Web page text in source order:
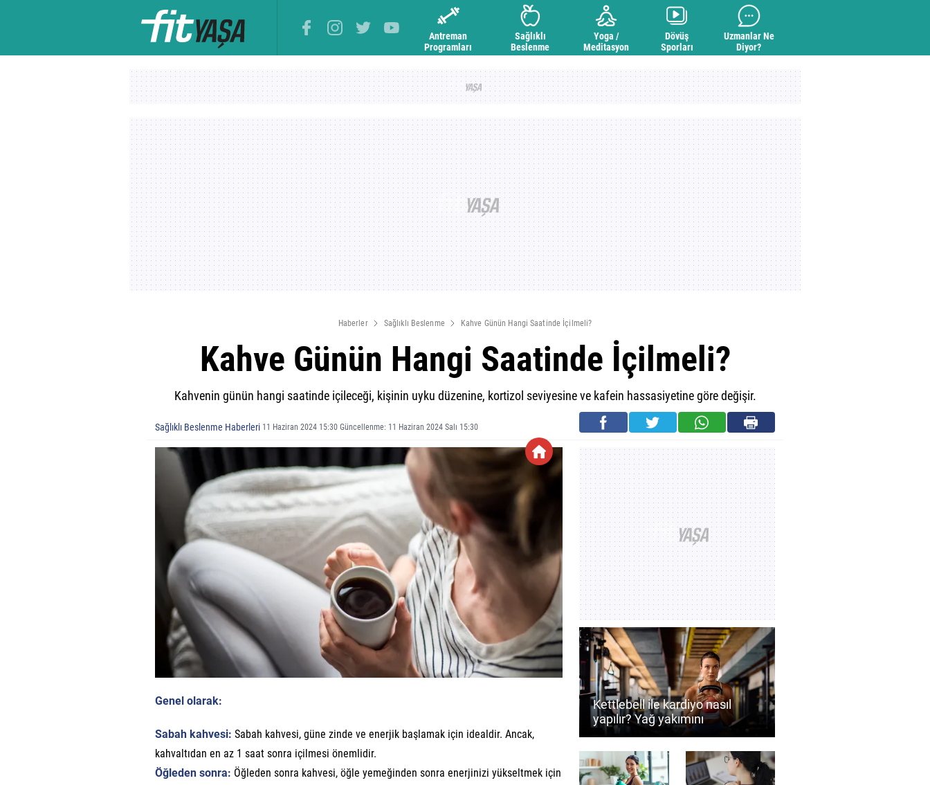
Antreman
Programları
Sağlıklı
Beslenme
Yoga /
Meditasyon
Dövüş
Sporları
Uzmanlar Ne
Diyor?
Haberler Sağlıklı Beslenme Kahve Günün Hangi Saatinde İçilmeli?
Kahve Günün Hangi Saatinde İçilmeli?
Kahvenin günün hangi saatinde içileceği, kişinin uyku düzenine, kortizol seviyesine ve kafein hassasiyetine göre değişir.
Sağlıklı Beslenme Haberleri 11 Haziran 2024 15:30 Güncellenme: 11 Haziran 2024 Salı 15:30
Genel olarak:
Sabah kahvesi: Sabah kahvesi, güne zinde ve enerjik başlamak için idealdir. Ancak,
kahvaltıdan en az 1 saat sonra içilmesi önemlidir.
Öğleden sonra: Öğleden sonra kahvesi, öğle yemeğinden sonra enerjinizi yükseltmek için
Kettlebell ile kardiyo nasıl
yapılır? Yağ yakımını
destekleyen antrenman
rehberi